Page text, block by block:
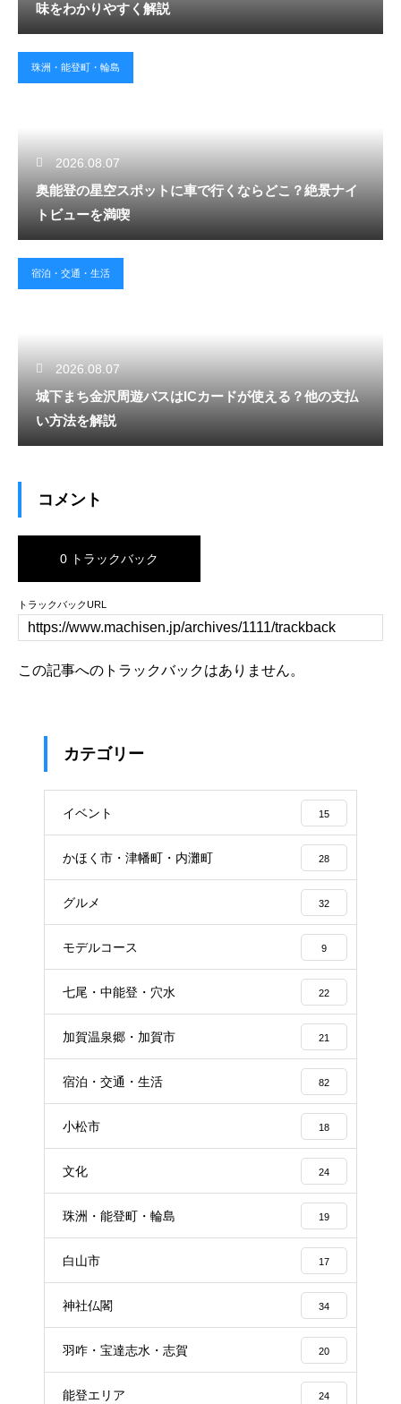
味をわかりやすく解説
珠洲・能登町・輪島
2026.08.07
奥能登の星空スポットに車で行くならどこ？絶景ナイ
トビューを満喫
宿泊・交通・生活
2026.08.07
城下まち金沢周遊バスはICカードが使える？他の支払
い方法を解説
コメント
0 トラックバック
トラックバックURL
この記事へのトラックバックはありません。
カテゴリー
イベント 15
かほく市・津幡町・内灘町 28
グルメ 32
モデルコース 9
七尾・中能登・穴水 22
加賀温泉郷・加賀市 21
宿泊・交通・生活 82
小松市 18
文化 24
珠洲・能登町・輪島 19
白山市 17
神社仏閣 34
羽咋・宝達志水・志賀 20
能登エリア 24